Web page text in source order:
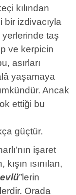
kılından
bir izdivacıyla
yerlerinde taş
ve kerpicin
asırları
yaşamaya
Ancak
ettiği bu
güçtür.
işaret
ısınılan,
”lerin
Orada